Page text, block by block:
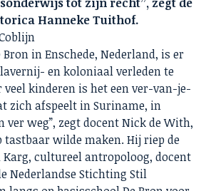
Hanneke Tuithof.
Bron in Enschede, Nederland, is er
en koloniaal verleden te
veel kinderen is het een ver-van-je-
zich afspeelt in Suriname, in
ver weg”, zegt docent Nick de With,
tastbaar wilde maken. Hij riep de
cultureel antropoloog, docent
Nederlandse Stichting Stil